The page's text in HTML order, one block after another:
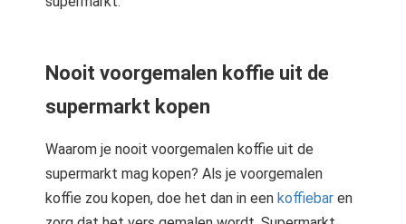
Nooit voorgemalen koffie uit de
supermarkt kopen
Waarom je nooit voorgemalen koffie uit de
supermarkt mag kopen? Als je voorgemalen
koffie zou kopen, doe het dan in een koffiebar en